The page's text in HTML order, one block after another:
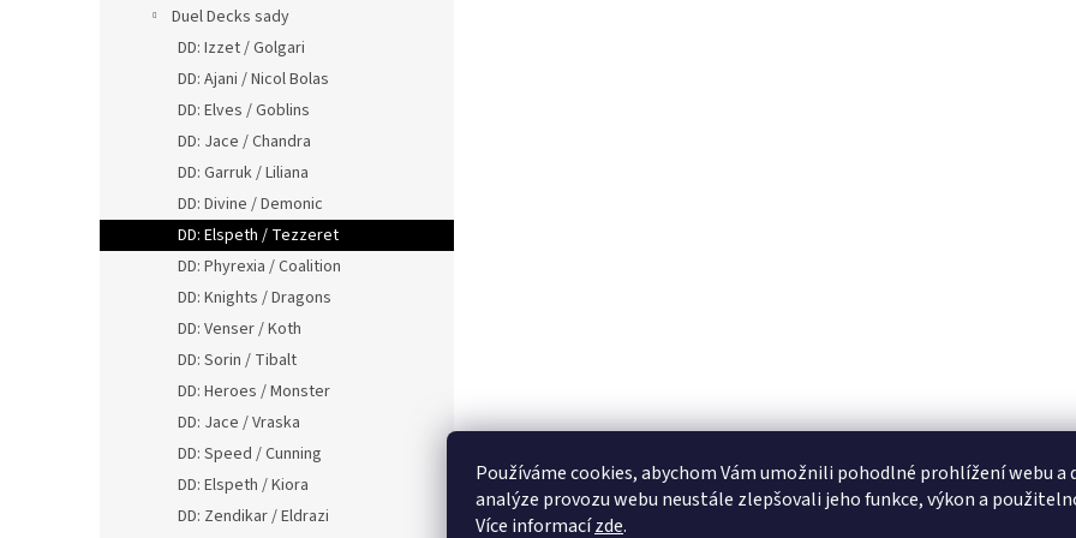
Používáme cookies, abychom Vám umožnili pohodlné prohlížení webu a
analýze provozu webu neustále zlepšovali jeho funkce, výkon a
Více informacízde.
Duel Decks sady
DD: Izzet / Golgari
DD: Ajani / Nicol Bolas
DD: Elves / Goblins
DD: Jace / Chandra
DD: Garruk / Liliana
DD: Divine / Demonic
DD: Elspeth / Tezzeret
DD: Phyrexia / Coalition
DD: Knights / Dragons
DD: Venser / Koth
DD: Sorin / Tibalt
DD: Heroes / Monster
DD: Jace / Vraska
DD: Speed / Cunning
DD: Elspeth / Kiora
DD: Zendikar / Eldrazi